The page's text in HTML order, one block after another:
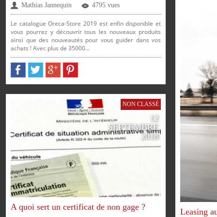
Mathias Jannequin 4795 vues
Le catalogue Oreca-Store 2019 est enfin disponible et
vous pourrez y découvrir tous les nouveaux produits
ainsi que des nouveautés pour vous guider dans vos
achats ! Avec plus de 35000...
Leasing
NON CLASSÉ
12
SEPTEMBRE
2018
A quoi sert un certificat de non gage ?